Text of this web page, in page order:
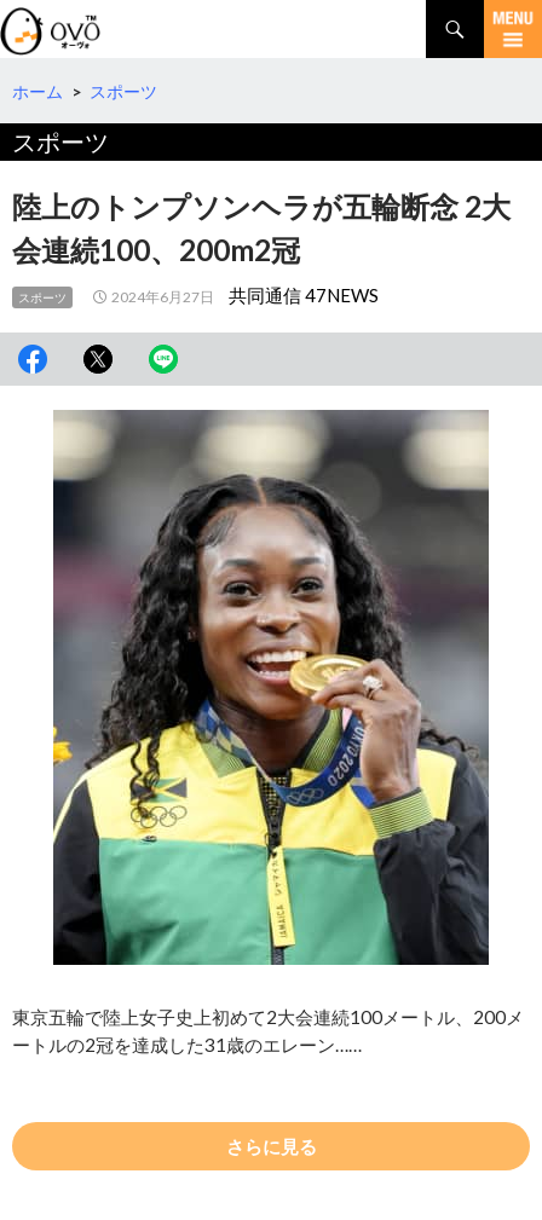
検
索
コ
テ
へ
移
動
ホーム > スポーツ
スポーツ
陸上のトンプソンヘラが五輪断念 2大
会連続100、200m2冠
スポーツ 2024年6月27日 共同通信 47NEWS
東京五輪で陸上女子史上初めて2大会連続100メートル、200メ
ートルの2冠を達成した31歳のエレーン……
さらに見る